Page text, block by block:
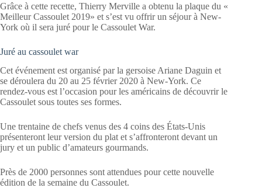
Grâce à cette recette, Thierry Merville a obtenu la plaque du «
Meilleur Cassoulet 2019» et s’est vu offrir un séjour à New-
York où il sera juré pour le Cassoulet War.
Juré au cassoulet war
Cet événement est organisé par la gersoise Ariane Daguin et
se déroulera du 20 au 25 février 2020 à New-York. Ce
rendez-vous est l’occasion pour les américains de découvrir le
Cassoulet sous toutes ses formes.
Une trentaine de chefs venus des 4 coins des États-Unis
présenteront leur version du plat et s’affronteront devant un
jury et un public d’amateurs gourmands.
Près de 2000 personnes sont attendues pour cette nouvelle
édition de la semaine du Cassoulet.